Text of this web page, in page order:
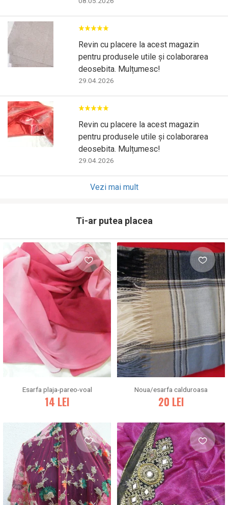
Revin cu placere la acest magazin
pentru produsele utile și colaborarea
deosebita. Mulțumesc!
29.04.2026
Revin cu placere la acest magazin
pentru produsele utile și colaborarea
deosebita. Mulțumesc!
29.04.2026
Vezi mai mult
Ti-ar putea placea
Esarfa plaja-pareo-voal
14 LEI
Noua/esarfa calduroasa
20 LEI